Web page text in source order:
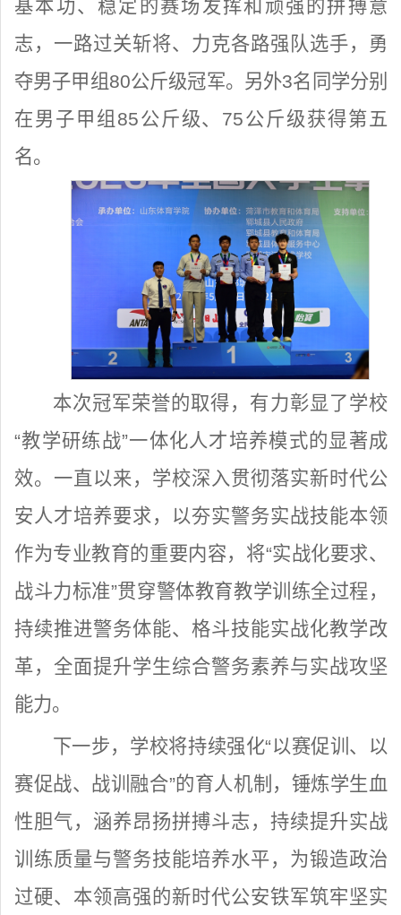
基本功、稳定的赛场发挥和顽强的拼搏意
志，一路过关斩将、力克各路强队选手，勇
夺男子甲组80公斤级冠军。另外3名同学分别
在男子甲组85公斤级、75公斤级获得第五
名。
本次冠军荣誉的取得，有力彰显了学校
“教学研练战”一体化人才培养模式的显著成
效。一直以来，学校深入贯彻落实新时代公
安人才培养要求，以夯实警务实战技能本领
作为专业教育的重要内容，将“实战化要求、
战斗力标准”贯穿警体教育教学训练全过程，
持续推进警务体能、格斗技能实战化教学改
革，全面提升学生综合警务素养与实战攻坚
能力。
下一步，学校将持续强化“以赛促训、以
赛促战、战训融合”的育人机制，锤炼学生血
性胆气，涵养昂扬拼搏斗志，持续提升实战
训练质量与警务技能培养水平，为锻造政治
过硬、本领高强的新时代公安铁军筑牢坚实